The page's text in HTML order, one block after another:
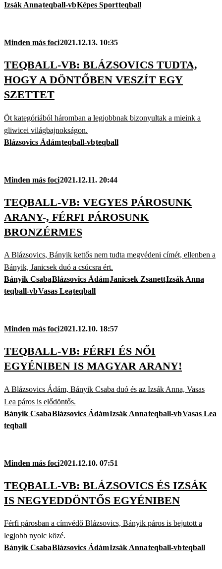
Izsák Annateqball-vbKépes Sportteqball
Minden más foci2021.12.13. 10:35
TEQBALL-VB: BLÁZSOVICS TUDTA,
HOGY A DÖNTŐBEN VESZÍT EGY
SZETTET
Öt kategóriából háromban a legjobbnak bizonyultak a mieink a
gliwicei világbajnokságon.
Blázsovics Ádámteqball-vbteqball
Minden más foci2021.12.11. 20:44
TEQBALL-VB: VEGYES PÁROSUNK
ARANY-, FÉRFI PÁROSUNK
BRONZÉRMES
A Blázsovics, Bányik kettős nem tudta megvédeni címét, ellenben a
Bányik, Janicsek duó a csúcsra ért.
Bányik CsabaBlázsovics ÁdámJanicsek ZsanettIzsák Anna
teqball-vbVasas Leateqball
Minden más foci2021.12.10. 18:57
TEQBALL-VB: FÉRFI ÉS NŐI
EGYÉNIBEN IS MAGYAR ARANY!
A Blázsovics Ádám, Bányik Csaba duó és az Izsák Anna, Vasas
Lea páros is elődöntős.
Bányik CsabaBlázsovics ÁdámIzsák Annateqball-vbVasas Lea
teqball
Minden más foci2021.12.10. 07:51
TEQBALL-VB: BLÁZSOVICS ÉS IZSÁK
IS NEGYEDDÖNTŐS EGYÉNIBEN
Férfi párosban a címvédő Blázsovics, Bányik páros is bejutott a
legjobb nyolc közé.
Bányik CsabaBlázsovics ÁdámIzsák Annateqball-vbteqball